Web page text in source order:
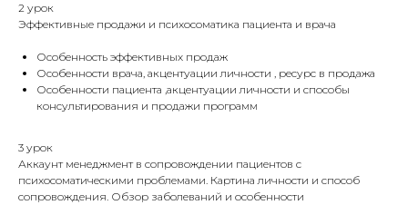
2 урок
Эффективные продажи и психосоматика пациента и врача
Особенность эффективных продаж
Особенности врача, акцентуации личности , ресурс в продажа
Особенности пациента ,акцентуации личности и способы
консультирования и продажи программ
3 урок
Аккаунт менеджмент в сопровождении пациентов с
психосоматическими проблемами. Картина личности и способ
сопровождения. Обзор заболеваний и особенности